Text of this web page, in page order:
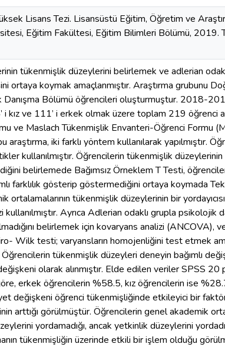
Lisans Tezi. Lisansüstü Eğitim, Öğretim ve
Eğitim Fakültesi, Eğitim Bilimleri Bölümü, 2019.
tükenmişlik düzeylerini belirlemek ve adlerian
ortaya koymak amaçlanmıştır. Araştırma grubunu
Bölümü öğrencileri oluşturmuştur. 2018-
i kız ve 111’ i erkek olmak üzere toplam 219 öğrenci
ve Maslach Tükenmişlik Envanteri-Öğrenci Formu
iki farklı yöntem kullanılarak yapılmıştır.
kullanılmıştır. Öğrencilerin tükenmişlik
belirlemede Bağımsız Örneklem T Testi,
farklılık gösterip göstermediğini ortaya koymada
tükenmişlik düzeylerinin bir yordayıcısı
Ayrıca Adlerian odaklı grupla psikolojik
belirlemek için kovaryans analizi (ANCOVA),
Wilk testi; varyansların homojenliğini test etmek
Öğrencilerin tükenmişlik düzeyleri deneyin bağımlı
olarak alınmıştır. Elde edilen veriler SPSS 20
erkek öğrencilerin %58.5, kız öğrencilerin ise
değişkeni öğrenci tükenmişliğinde etkileyici bir
arttığı görülmüştür. Öğrencilerin genel akademik
yordamadığı, ancak yetkinlik düzeylerini
tükenmişliğin üzerinde etkili bir işlem olduğu